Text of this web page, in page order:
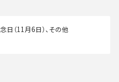
日（11月6日）、その他